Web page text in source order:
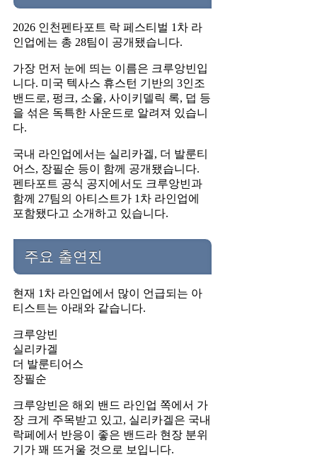
2026 인천펜타포트 락 페스티벌 1차 라
인업에는 총 28팀이 공개됐습니다.
가장 먼저 눈에 띄는 이름은 크루앙빈입
니다. 미국 텍사스 휴스턴 기반의 3인조
밴드로, 펑크, 소울, 사이키델릭 록, 덥 등
을 섞은 독특한 사운드로 알려져 있습니
다.
국내 라인업에서는 실리카겔, 더 발룬티
어스, 장필순 등이 함께 공개됐습니다.
펜타포트 공식 공지에서도 크루앙빈과
함께 27팀의 아티스트가 1차 라인업에
포함됐다고 소개하고 있습니다.
주요 출연진
현재 1차 라인업에서 많이 언급되는 아
티스트는 아래와 같습니다.
크루앙빈
실리카겔
더 발룬티어스
장필순
크루앙빈은 해외 밴드 라인업 쪽에서 가
장 크게 주목받고 있고, 실리카겔은 국내
락페에서 반응이 좋은 밴드라 현장 분위
기가 꽤 뜨거울 것으로 보입니다.